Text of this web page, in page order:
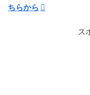
ちらから
ス